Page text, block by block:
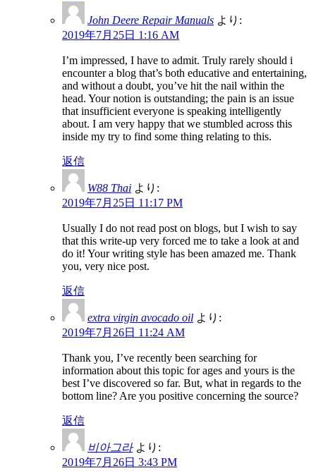
John Deere Repair Manuals より:
2019年7月25日 1:16 AM
I’m impressed, I have to admit. Truly rarely should i
encounter a blog that’s both educative and entertaining,
and without a doubt, you’ve hit the nail within the
head. Your notion is outstanding; the pain is an issue
that insufficient everyone is speaking intelligently
about. I am very happy that we stumbled across this
inside my try to find some thing relating to this.
返信
W88 Thai より:
2019年7月25日 11:17 PM
Usually I do not read post on blogs, but I wish to say
that this write-up very forced me to take a look at and
do it! Your writing style has been amazed me. Thank
you, very nice post.
返信
extra virgin avocado oil より:
2019年7月26日 11:24 AM
Thank you, I’ve recently been searching for
information about this topic for ages and yours is the
best I’ve discovered so far. But, what in regards to the
bottom line? Are you positive concerning the source?
返信
비아그라 より:
2019年7月26日 3:43 PM